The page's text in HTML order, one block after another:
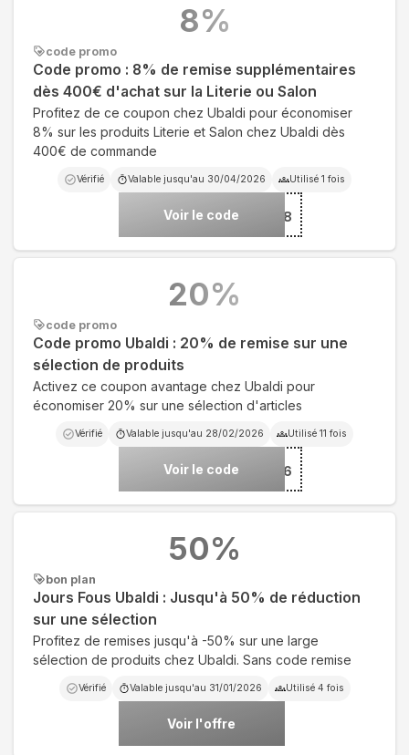
code promo
Code promo : 8% de remise supplémentaires
dès 400€ d'achat sur la Literie ou Salon
Profitez de ce coupon chez Ubaldi pour économiser
8% sur les produits Literie et Salon chez Ubaldi dès
400€ de commande
Vérifié Valable jusqu'au 30/04/2026 Utilisé 1 fois
Voir le code ***IL8
8%
code promo
Code promo Ubaldi : 20% de remise sur une
sélection de produits
Activez ce coupon avantage chez Ubaldi pour
économiser 20% sur une sélection d'articles
Vérifié Valable jusqu'au 28/02/2026 Utilisé 11 fois
Voir le code***BA0726
20%
bon plan
Jours Fous Ubaldi : Jusqu'à 50% de réduction
sur une sélection
Profitez de remises jusqu'à -50% sur une large
sélection de produits chez Ubaldi. Sans code remise
Vérifié Valable jusqu'au 31/01/2026 Utilisé 4 fois
Voir l'offre
50%